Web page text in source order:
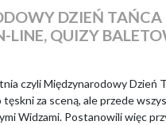
DZIEŃ TAŃCA
LINE, QUIZY
czyli Międzynarodowy Dzień
za sceną, ale przede
Widzami. Postanowili więc